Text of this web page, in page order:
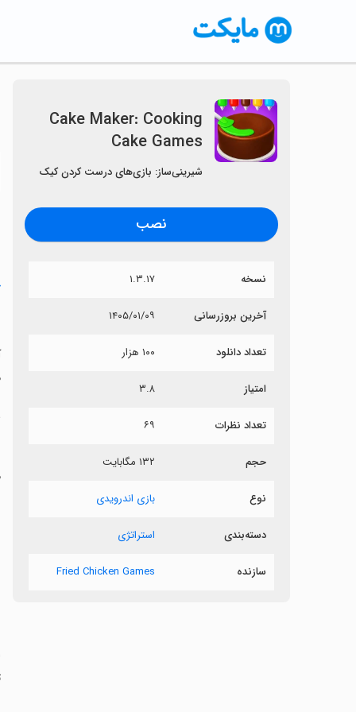
Cake Maker: Cooking
Cake Games
شیرینی‌ساز: بازی‌های درست کردن کیک
نصب
نسخه ۱.۳.۱۷
آخرین بروزرسانی ۱۴۰۵/۰۱/۰۹
تعداد دانلود ۱۰۰ هزار
امتیاز ۳.۸
تعداد نظرات ۶۹
حجم ۱۳۲ مگابایت
نوع بازی اندرویدی
دسته‌بندی استراتژی
سازنده Fried Chicken Games